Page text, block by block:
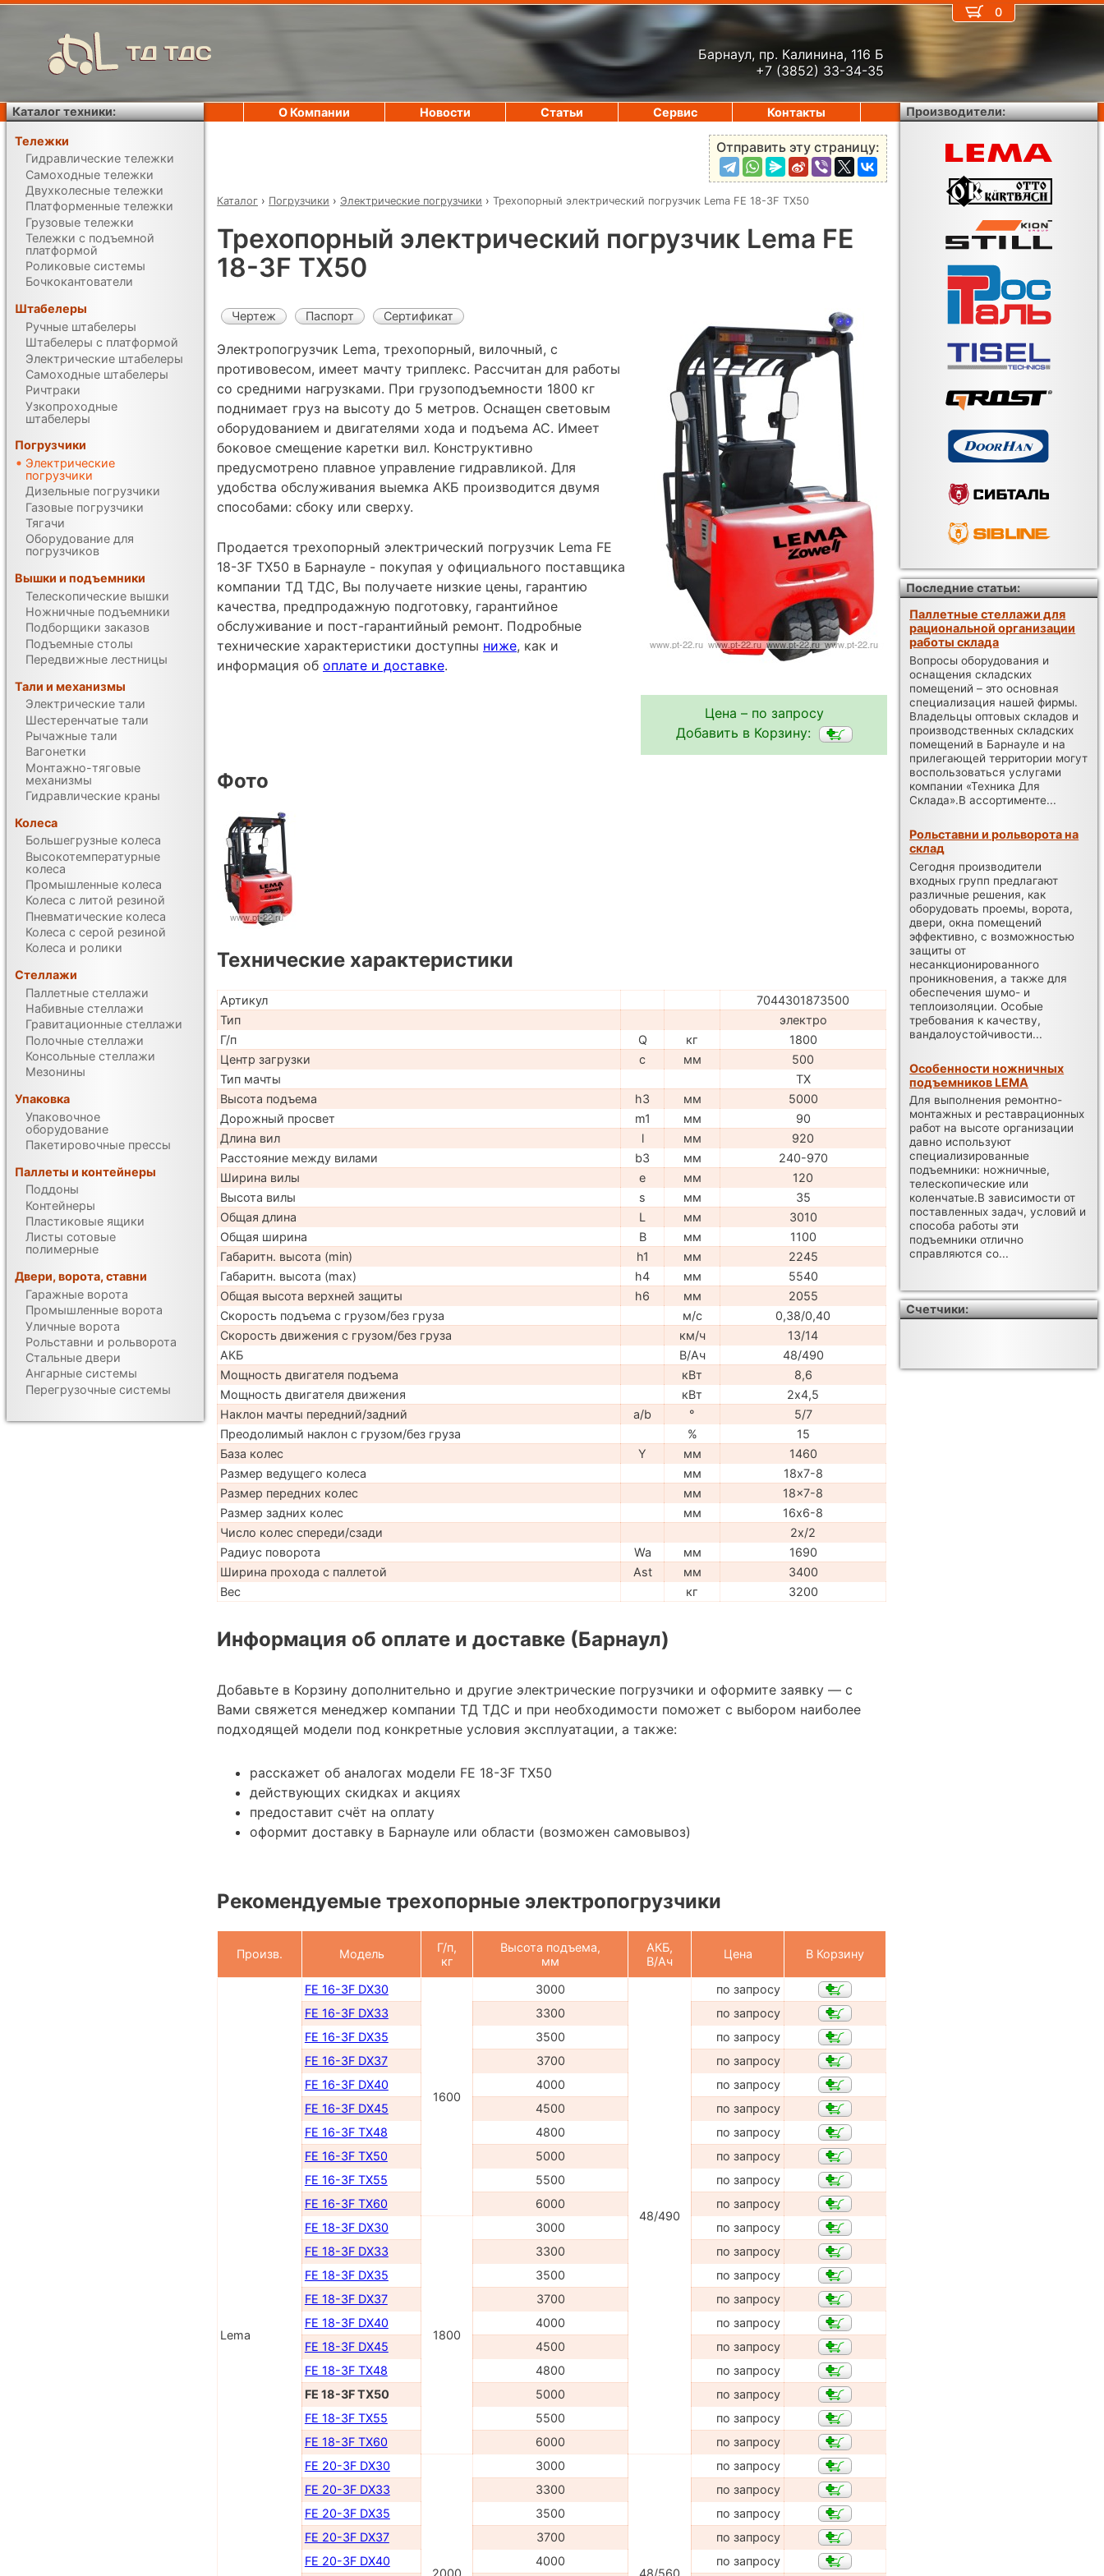
ТД ТДС
Барнаул, пр. Калинина, 116 Б
+7 (3852) 33-34-35
Отправить эту страницу:
Каталог › Погрузчики › Электрические погрузчики › Трехопорный электрический погрузчик Lema FE 18-3F TX50
Трехопорный электрический погрузчик Lema FE
18-3F TX50
Цена – по запросу
Добавить в Корзину:
Чертеж Паспорт Сертификат
Электропогрузчик Lema, трехопорный, вилочный, с
противовесом, имеет мачту триплекс. Рассчитан для работы
со средними нагрузками. При грузоподъемности 1800 кг
поднимает груз на высоту до 5 метров. Оснащен световым
оборудованием и двигателями хода и подъема АС. Имеет
боковое смещение каретки вил. Конструктивно
предусмотрено плавное управление гидравликой. Для
удобства обслуживания выемка АКБ производится двумя
способами: сбоку или сверху.
Продается трехопорный электрический погрузчик Lema FE
18-3F TX50 в Барнауле - покупая у официального поставщика
компании ТД ТДС, Вы получаете низкие цены, гарантию
качества, предпродажную подготовку, гарантийное
обслуживание и пост-гарантийный ремонт. Подробные
технические характеристики доступны ниже, как и
информация об оплате и доставке.
Фото
Технические характеристики
Артикул
7044301873500
Тип
электро
Г/п
Q кг
1800
Центр загрузки
c мм
500
Тип мачты
TX
Высота подъема
h3 мм
5000
Дорожный просвет
m1 мм
90
Длина вил
l мм
920
Расстояние между вилами
b3 мм
240-970
Ширина вилы
e мм
120
Высота вилы
s мм
35
Общая длина
L мм
3010
Общая ширина
B мм
1100
Габаритн. высота (min)
h1 мм
2245
Габаритн. высота (max)
h4 мм
5540
Общая высота верхней защиты
h6 мм
2055
Скорость подъема с грузом/без груза
м/с
0,38/0,40
Скорость движения с грузом/без груза
км/ч
13/14
АКБ
В/Ач
48/490
Мощность двигателя подъема
кВт
8,6
Мощность двигателя движения
кВт
2х4,5
Наклон мачты передний/задний
a/b °
5/7
Преодолимый наклон с грузом/без груза
%
15
База колес
Y мм
1460
Размер ведущего колеса
мм
18х7-8
Размер передних колес
мм
18x7-8
Размер задних колес
мм
16х6-8
Число колес спереди/сзади
2x/2
Радиус поворота
Wa мм
1690
Ширина прохода с паллетой
Ast мм
3400
Вес
кг 3200
Информация об оплате и доставке (Барнаул)
Добавьте в Корзину дополнительно и другие электрические погрузчики и оформите заявку — с
Вами свяжется менеджер компании ТД ТДС и при необходимости поможет с выбором наиболее
подходящей модели под конкретные условия эксплуатации, а также:
расскажет об аналогах модели FE 18-3F TX50
действующих скидках и акциях
предоставит счёт на оплату
оформит доставку в Барнауле или области (возможен самовывоз)
Рекомендуемые трехопорные электропогрузчики
Произв. Модель
Г/п,
кг
Высота подъема,
мм
АКБ,
В/Ач
Цена В Корзину
Lema
FE 16-3F DX30
1600
3000
48/490
по запросу
FE 16-3F DX33
3300
по запросу
FE 16-3F DX35
3500
по запросу
FE 16-3F DX37
3700
по запросу
FE 16-3F DX40
4000
по запросу
FE 16-3F DX45
4500
по запросу
FE 16-3F TX48
4800
по запросу
FE 16-3F TX50
5000
по запросу
FE 16-3F TX55
5500
по запросу
FE 16-3F TX60
6000
по запросу
FE 18-3F DX30
1800
3000
по запросу
FE 18-3F DX33
3300
по запросу
FE 18-3F DX35
3500
по запросу
FE 18-3F DX37
3700
по запросу
FE 18-3F DX40
4000
по запросу
FE 18-3F DX45
4500
по запросу
FE 18-3F TX48
4800
по запросу
FE 18-3F TX50
5000
по запросу
FE 18-3F TX55
5500
по запросу
FE 18-3F TX60
6000
по запросу
FE 20-3F DX30
3000
по запросу
FE 20-3F DX33
3300
по запросу
FE 20-3F DX35
3500
по запросу
FE 20-3F DX37
3700
по запросу
FE 20-3F DX40
4000 по запросу
0
О Компании Новости Статьи Сервис Контакты
Каталог техники:
Тележки
Гидравлические тележки
Самоходные тележки
Двухколесные тележки
Платформенные тележки
Грузовые тележки
Тележки с подъемной
платформой
Роликовые системы
Бочкокантователи
Штабелеры
Ручные штабелеры
Штабелеры с платформой
Электрические штабелеры
Самоходные штабелеры
Ричтраки
Узкопроходные
штабелеры
Погрузчики
Электрические
погрузчики
Дизельные погрузчики
Газовые погрузчики
Тягачи
Оборудование для
погрузчиков
Вышки и подъемники
Телескопические вышки
Ножничные подъемники
Подборщики заказов
Подъемные столы
Передвижные лестницы
Тали и механизмы
Электрические тали
Шестеренчатые тали
Рычажные тали
Вагонетки
Монтажно-тяговые
механизмы
Гидравлические краны
Колеса
Большегрузные колеса
Высокотемпературные
колеса
Промышленные колеса
Колеса с литой резиной
Пневматические колеса
Колеса с серой резиной
Колеса и ролики
Стеллажи
Паллетные стеллажи
Набивные стеллажи
Гравитационные стеллажи
Полочные стеллажи
Консольные стеллажи
Мезонины
Упаковка
Упаковочное
оборудование
Пакетировочные прессы
Паллеты и контейнеры
Поддоны
Контейнеры
Пластиковые ящики
Листы сотовые
полимерные
Двери, ворота, ставни
Гаражные ворота
Промышленные ворота
Уличные ворота
Рольставни и рольворота
Стальные двери
Ангарные системы
Перегрузочные системы
Производители:
Последние статьи:
Паллетные стеллажи для
рациональной организации
работы склада
Вопросы оборудования и
оснащения складских
помещений – это основная
специализация нашей фирмы.
Владельцы оптовых складов и
производственных складских
помещений в Барнауле и на
прилегающей территории могут
воспользоваться услугами
компании «Техника Для
Склада».В ассортименте...
Рольставни и рольворота на
склад
Сегодня производители
входных групп предлагают
различные решения, как
оборудовать проемы, ворота,
двери, окна помещений
эффективно, с возможностью
защиты от
несанкционированного
проникновения, а также для
обеспечения шумо- и
теплоизоляции. Особые
требования к качеству,
вандалоустойчивости...
Особенности ножничных
подъемников LEMA
Для выполнения ремонтно-
монтажных и реставрационных
работ на высоте организации
давно используют
специализированные
подъемники: ножничные,
телескопические или
коленчатые.В зависимости от
поставленных задач, условий и
способа работы эти
подъемники отлично
справляются со...
Счетчики: